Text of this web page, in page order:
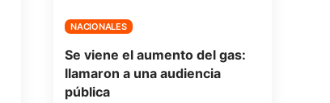
NACIONALES
Se viene el aumento del gas:
llamaron a una audiencia
pública